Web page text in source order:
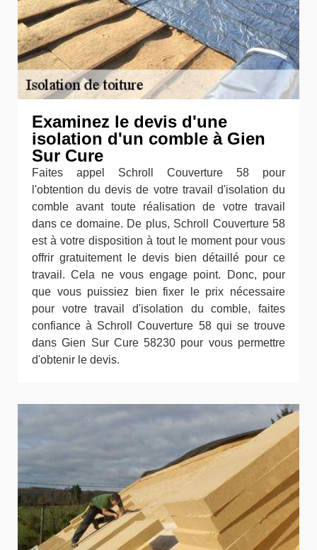
Examinez le devis d'une
isolation d'un comble à Gien
Sur Cure
Faites appel Schroll Couverture 58 pour
l'obtention du devis de votre travail d'isolation du
comble avant toute réalisation de votre travail
dans ce domaine. De plus, Schroll Couverture 58
est à votre disposition à tout le moment pour vous
offrir gratuitement le devis bien détaillé pour ce
travail. Cela ne vous engage point. Donc, pour
que vous puissiez bien fixer le prix nécessaire
pour votre travail d'isolation du comble, faites
confiance à Schroll Couverture 58 qui se trouve
dans Gien Sur Cure 58230 pour vous permettre
d'obtenir le devis.